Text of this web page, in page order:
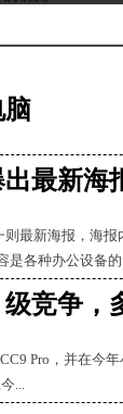
脑
最新海
最新海报，海报
是各种办公设备的
竞争，
Pro，并在今年
...